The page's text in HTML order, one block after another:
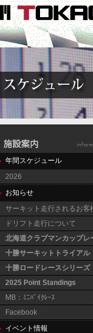
年間スケジュール
2026
お知らせ
サーキット走行されるお客
ドリフト走行について
北海道クラブマンカップレ
十勝サーキットトライアル
十勝ロードレースシリーズ
2025 Point Standings
MB：ﾐﾆﾊﾞｲｸﾚｰｽ
Facebook
イベント情報